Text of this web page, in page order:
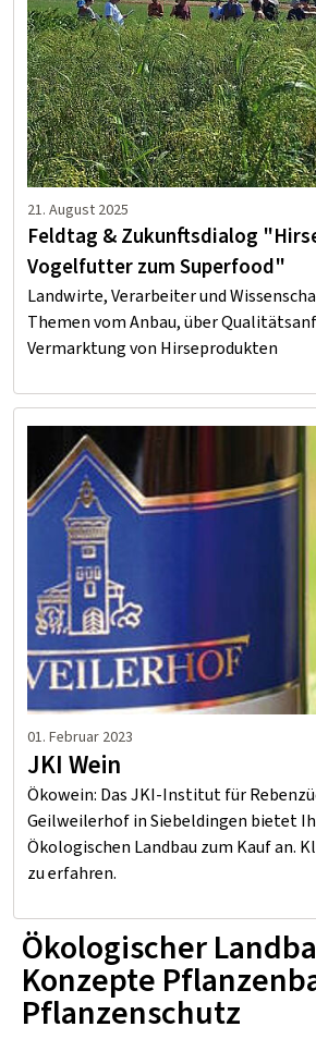
21. August 2025
Feldtag & Zukunftsdialog
Vogelfutter zum Superfood"
Landwirte, Verarbeiter und
Themen vom Anbau, über
Vermarktung von Hirseprodukten
01. Februar 2023
JKI Wein
Ökowein: Das JKI-Institut für
Geilweilerhof in Siebeldingen bietet
Ökologischen Landbau zum Kauf an.
zu erfahren.
Inhalt:
Ökologischer
Konzepte
Pflanzenschutz